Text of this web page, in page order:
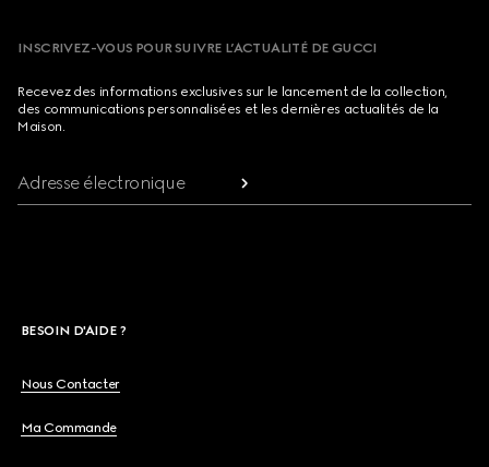
INSCRIVEZ-VOUS POUR SUIVRE L’ACTUALITÉ DE GUCCI
Recevez des informations exclusives sur le lancement de la collection,
des communications personnalisées et les dernières actualités de la
Maison.
Adresse électronique
BESOIN D'AIDE ?
Nous Contacter
Ma Commande